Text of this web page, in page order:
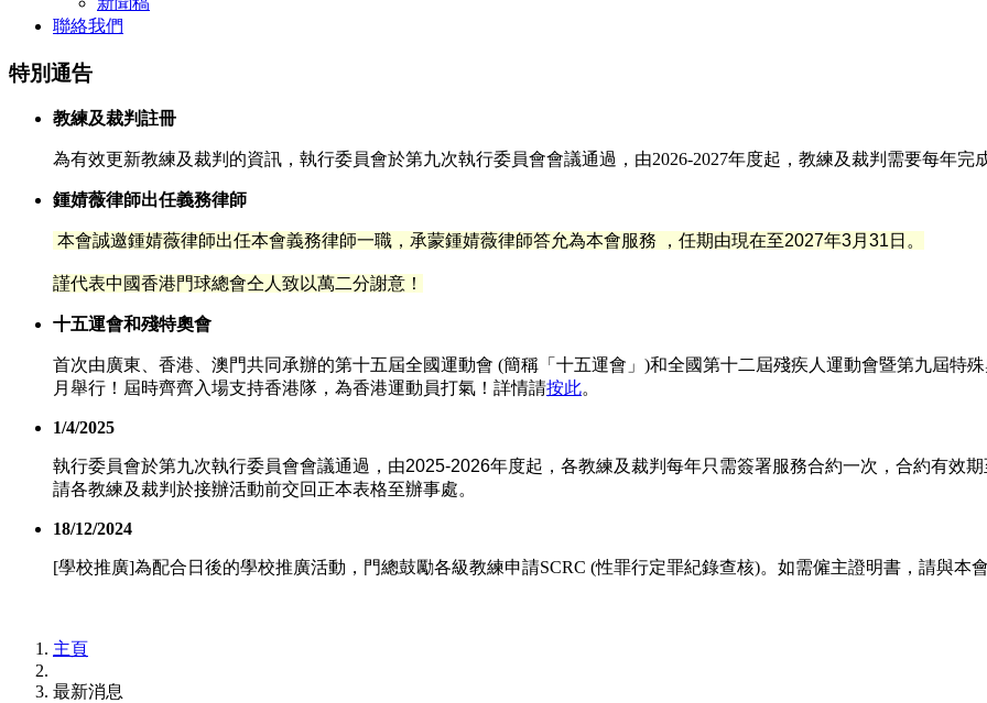
聯絡我們
特別通告
教練及裁判註冊
為有效更新教練及裁判的資訊，執行委員會於第九次執行委員會會議通過，由2026-2027年度起，教練及裁判需要每年完
鍾婧薇律師出任義務律師
本會誠邀鍾婧薇律師出任本會義務律師一職，承蒙鍾婧薇律師答允為本會服務 ，任期由現在至2027年3月31日。
謹代表中國香港門球總會仝人致以萬二分謝意！
十五運會和殘特奧會
首次由廣東、香港、澳門共同承辦的第十五屆全國運動會 (簡稱「十五運會」)和全國第十二屆殘疾人運動會暨第九屆特
月舉行！屆時齊齊入場支持香港隊，為香港運動員打氣！詳情請按此。
1/4/2025
執行委員會於第九次執行委員會會議通過，由2025-2026年度起，各教練及裁判每年只需簽署服務合約一次，合約有效
請各教練及裁判於接辦活動前交回正本表格至辦事處。
18/12/2024
[學校推廣]為配合日後的學校推廣活動，門總鼓勵各級教練申請SCRC (性罪行定罪紀錄查核)。如需僱主證明書，請與本
主頁
最新消息